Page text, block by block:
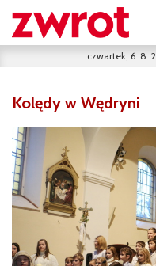
czwartek, 6. 8.
Kolędy w Wędryni